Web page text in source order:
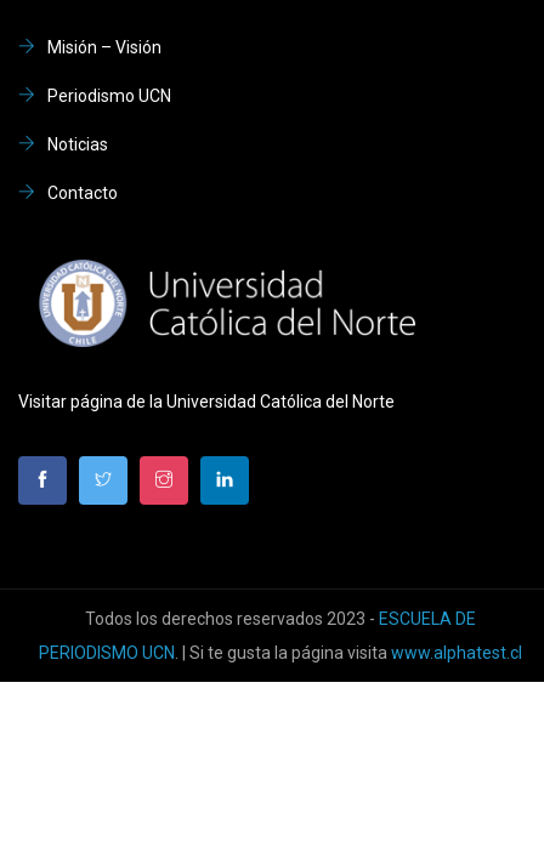
Misión – Visión
Periodismo UCN
Noticias
Contacto
Visitar página de la Universidad Católica del Norte
Todos los derechos reservados 2023 - ESCUELA DE
PERIODISMO UCN
. | Si te gusta la página visita www.alphatest.cl